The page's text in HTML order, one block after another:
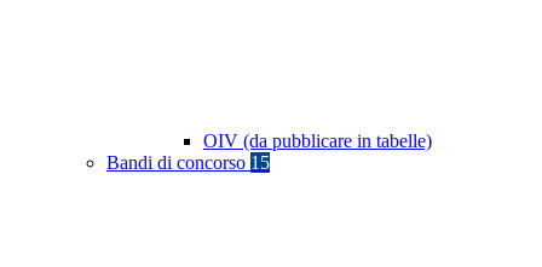
OIV (da pubblicare in tabelle)
Bandi di concorso 15